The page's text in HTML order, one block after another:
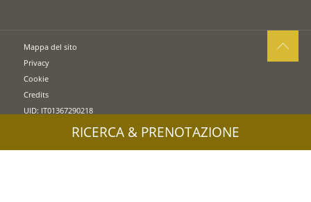
Mappa del sito
Privacy
Cookie
Credits
UID: IT01367290218
RICERCA & PRENOTAZIONE